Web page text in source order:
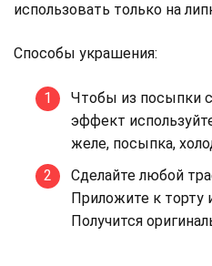
использовать только на
Способы украшения:
Чтобы из посыпки
эффект
желе, посыпка,
Сделайте любой
Приложите к торту
Получится